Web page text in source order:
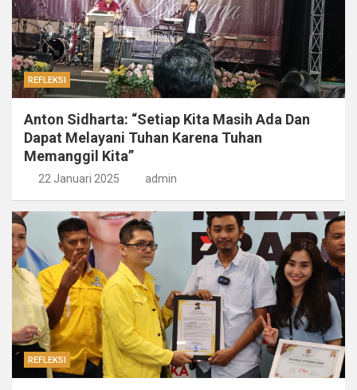
REFLEKSI
Anton Sidharta: “Setiap Kita Masih Ada Dan
Dapat Melayani Tuhan Karena Tuhan
Memanggil Kita”
22 Januari 2025 admin
REFLEKSI